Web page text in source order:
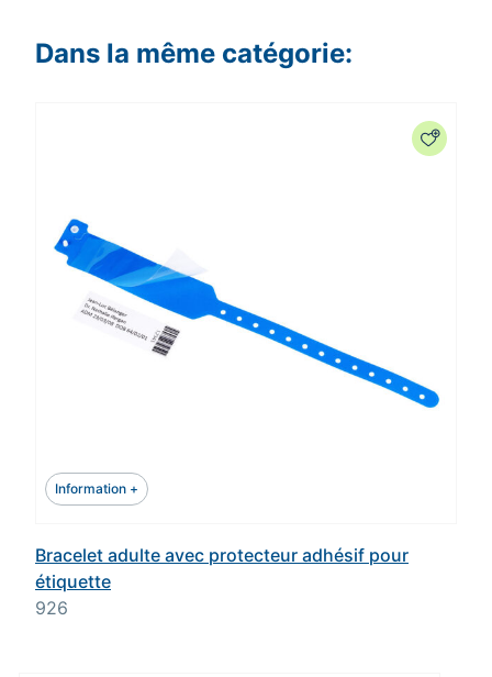
Dans la même catégorie:
Information +
Bracelet adulte avec protecteur adhésif pour
étiquette
926